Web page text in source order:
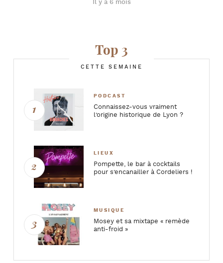
Il y a 6 mois
Top 3
CETTE SEMAINE
PODCAST
Connaissez-vous vraiment
l’origine historique de Lyon ?
LIEUX
Pompette, le bar à cocktails
pour s’encanailler à Cordeliers !
MUSIQUE
Mosey et sa mixtape « remède
anti-froid »